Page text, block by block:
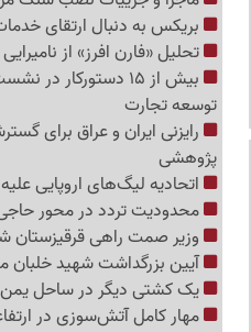
بریکس به دنبال ارتقای
تحلیل «فارن افرز» از
بیش از 15 دستورکار
توسعه تجارت
رایزنی ایران و عراق برای
پژوهشی
اتحادیه لیگ‌های اروپایی علیه
محدودیت تردد در محور
وزیر صمت راهی قرقیزستان
آیین بزرگداشت شهید خلبان
یک کشتی دیگر در ساحل
مهار کامل آتش‌سوزی در